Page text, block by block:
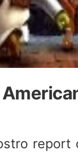
report